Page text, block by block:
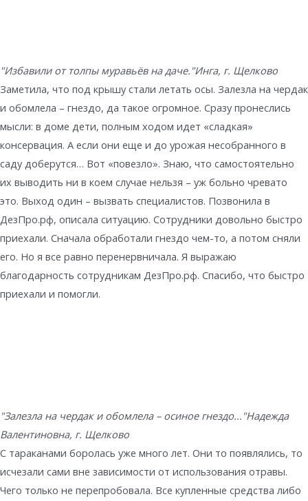
"Избавили от толпы муравьёв на даче."Инга, г. Щелково
Заметила, что под крышу стали летать осы. Залезла на чердак
и обомлела – гнездо, да такое огромное. Сразу пронеслись
мысли: в доме дети, полным ходом идет «сладкая»
консервация. А если они еще и до урожая несобранного в
саду доберутся… Вот «повезло». Знаю, что самостоятельно
их выводить ни в коем случае нельзя – уж больно чревато
это. Выход один – вызвать специалистов. Позвонила в
ДезПро.рф, описала ситуацию. Сотрудники довольно быстро
приехали. Сначала обработали гнездо чем-то, а потом сняли
его. Но я все равно перенервничала. Я выражаю
благодарность сотрудникам ДезПро.рф. Спасибо, что быстро
приехали и помогли.
"Залезла на чердак и обомлела – осиное гнездо..."Надежда
Валентиновна, г. Щелково
С тараканами боролась уже много лет. Они то появлялись, то
исчезали сами вне зависимости от использования отравы.
Чего только не перепробовала. Все купленные средства либо